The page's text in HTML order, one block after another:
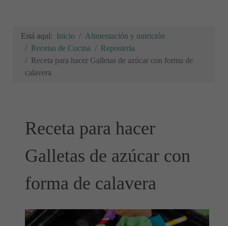
Está aquí: Inicio
Alimentación y nutrición
Recetas de Cocina
Repostería
Receta para hacer Galletas de azúcar con forma de
calavera
Receta para hacer
Galletas de azúcar con
forma de calavera